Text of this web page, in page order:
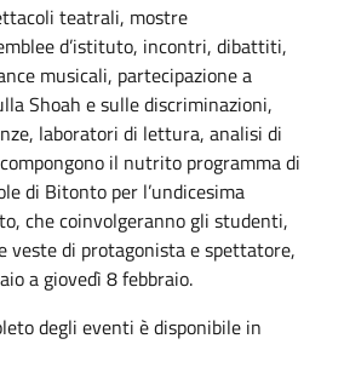
teatrali, mostre
d’istituto, incontri, dibattiti,
musicali, partecipazione a
Shoah e sulle discriminazioni,
laboratori di lettura, analisi di
il nutrito programma di
di Bitonto per l’undicesima
che coinvolgeranno gli studenti,
veste di protagonista e spettatore,
a giovedì 8 febbraio.
degli eventi è disponibile in